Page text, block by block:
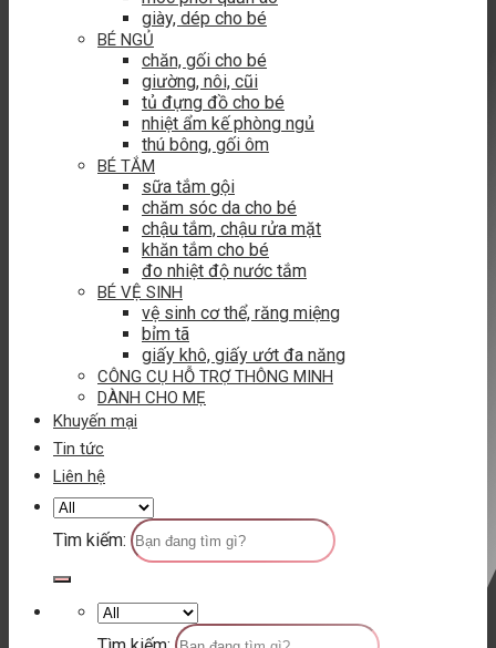
giày, dép cho bé
BÉ NGỦ
chăn, gối cho bé
giường, nôi, cũi
tủ đựng đồ cho bé
nhiệt ẩm kế phòng ngủ
thú bông, gối ôm
BÉ TẮM
sữa tắm gội
chăm sóc da cho bé
chậu tắm, chậu rửa mặt
khăn tắm cho bé
đo nhiệt độ nước tắm
BÉ VỆ SINH
vệ sinh cơ thể, răng miệng
bỉm tã
giấy khô, giấy ướt đa năng
CÔNG CỤ HỖ TRỢ THÔNG MINH
DÀNH CHO MẸ
Khuyến mại
Tin tức
Liên hệ
Tìm kiếm: